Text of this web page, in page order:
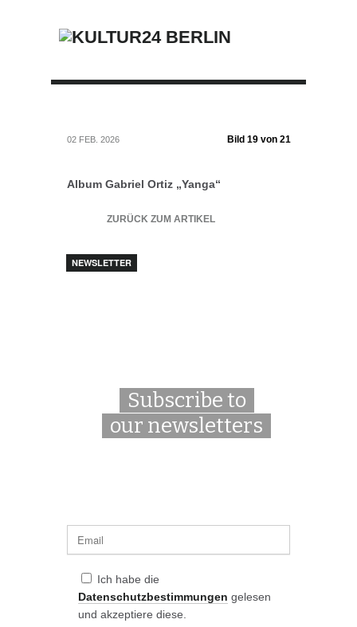
02 FEB. 2026 Bild 19 von 21
Album Gabriel Ortiz „Yanga“
ZURÜCK ZUM ARTIKEL
NEWSLETTER
Subscribe to
our newsletters
Ich habe die
Datenschutzbestimmungen gelesen
und akzeptiere diese.